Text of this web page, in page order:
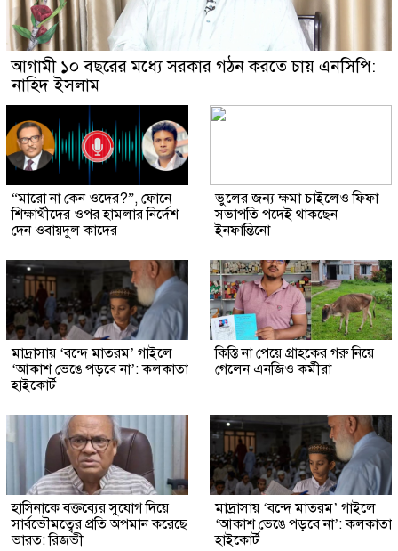
আগামী ১০ বছরের মধ্যে সরকার গঠন করতে চায় এনসিপি:
নাহিদ ইসলাম
“মারো না কেন ওদের?”, ফোনে
শিক্ষার্থীদের ওপর হামলার নির্দেশ
দেন ওবায়দুল কাদের
ভুলের জন্য ক্ষমা চাইলেও ফিফা
সভাপতি পদেই থাকছেন
ইনফান্তিনো
মাদ্রাসায় ‘বন্দে মাতরম’ গাইলে
‘আকাশ ভেঙে পড়বে না’: কলকাতা
হাইকোর্ট
কিস্তি না পেয়ে গ্রাহকের গরু নিয়ে
গেলেন এনজিও কর্মীরা
হাসিনাকে বক্তব্যের সুযোগ দিয়ে
সার্বভৌমত্বের প্রতি অপমান করেছে
ভারত: রিজভী
মাদ্রাসায় ‘বন্দে মাতরম’ গাইলে
‘আকাশ ভেঙে পড়বে না’: কলকাতা
হাইকোর্ট